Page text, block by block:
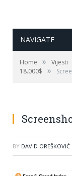
NAVIGATE
Home » Vijesti
18.000$
»
BY DAVID OREŠKOVIĆ